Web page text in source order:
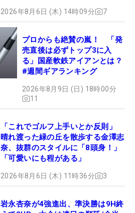
2026年8月6日 (木) 14時09分 7
プロからも絶賛の嵐！ 「発
売直後は必ずトップ3に入
る」国産軟鉄アイアンとは？
#週間ギアランキング
2026年8月9日 (日) 18時00分
11
「これでゴルフ上手いとか反則」
晴れ渡った緑の丘を散歩する金澤志
奈、抜群のスタイルに「8頭身！」
「可愛いにも程がある」
2026年8月6日 (木) 11時36分 3
岩永杏奈が4強進出、準決勝は9H終